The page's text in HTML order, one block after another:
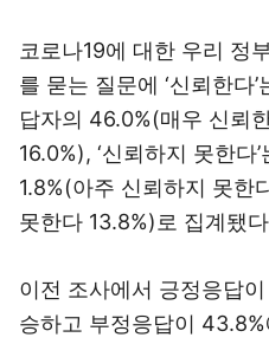
코로나19에 대한 우리 정
를 묻는 질문에 ‘신뢰한다
답자의 46.0%(매우 신뢰
16.0%), ‘신뢰하지 못한다
1.8%(아주 신뢰하지 못한
못한다 13.8%)로 집계됐
이전 조사에서 긍정응답
승하고 부정응답이